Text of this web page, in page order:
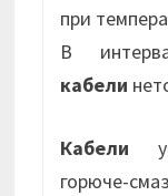
при
В
кабели
Кабели
горюче-